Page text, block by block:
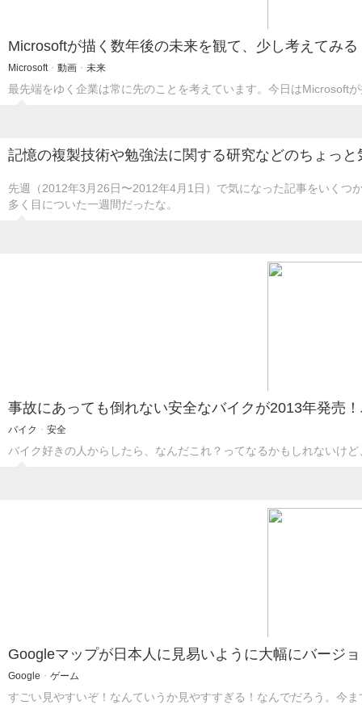
Microsoftが描く数年後の未来を観て、少し考えてみる
Microsoft・ 動画 ・ 未来
最先端をゆく企業は常に先のことを考えています。今日はMicrosoft
記憶の複製技術や勉強法に関する研究などのちょっと
先週（2012年3月26日〜2012年4月1日）で気になった記事をいくつ
多く目についた一週間だったな。
事故にあっても倒れない安全なバイクが2013年発売
バイク ・ 安全
バイク好きの人からしたら、なんだこれ？ってなるかもしれないけ
Googleマップが日本人に見易いように大幅にバージ
Google ・ ゲーム
すごい見やすいぞ！なんていうか見やすすぎる！なんでだろう。今